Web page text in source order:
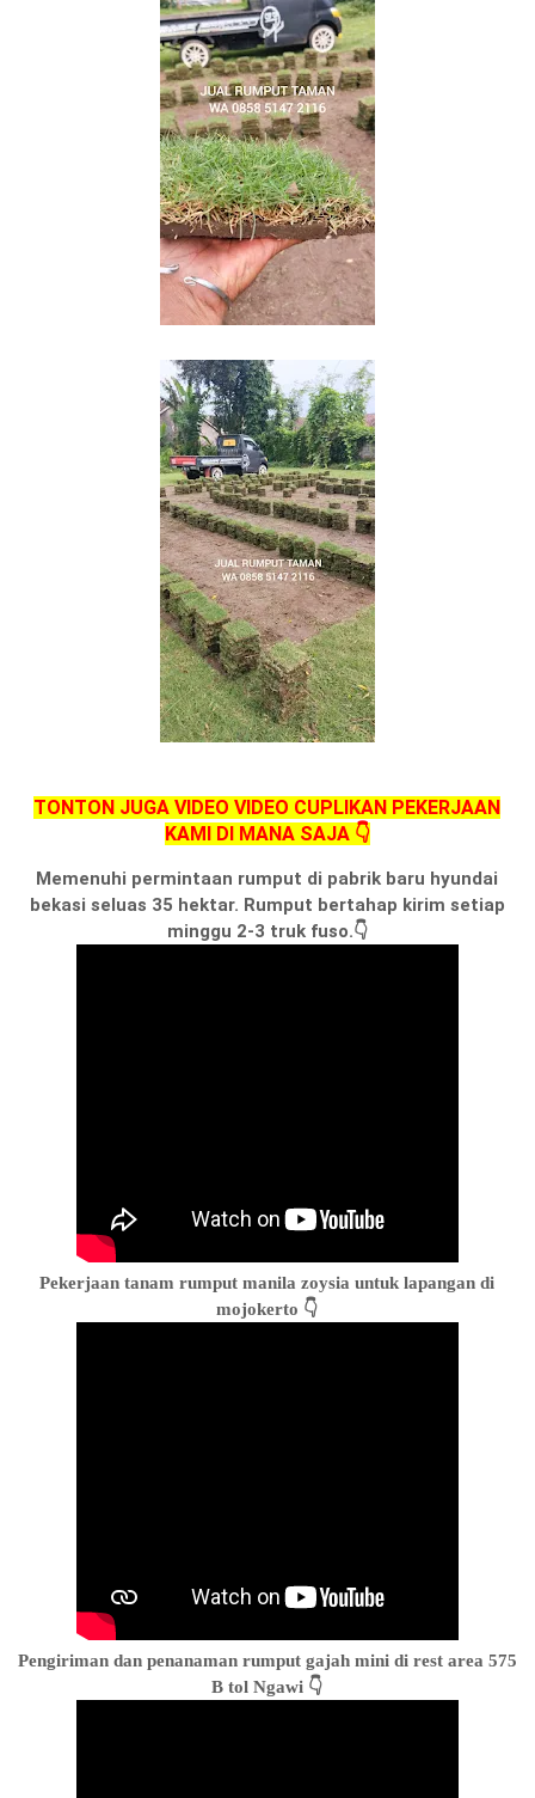
TONTON JUGA VIDEO VIDEO CUPLIKAN PEKERJAAN
KAMI DI MANA SAJA 👇
Memenuhi permintaan rumput di pabrik baru hyundai
bekasi seluas 35 hektar. Rumput bertahap kirim setiap
minggu 2-3 truk fuso.👇
Pekerjaan tanam rumput manila zoysia untuk lapangan di
mojokerto 👇
Pengiriman dan penanaman rumput gajah mini di rest area 575
B tol Ngawi 👇